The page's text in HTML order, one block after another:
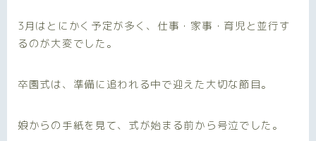
3月はとにかく予定が多く、仕事・家事・育児と並行す
るのが大変でした。
卒園式は、準備に追われる中で迎えた大切な節目。
娘からの手紙を見て、式が始まる前から号泣でした。